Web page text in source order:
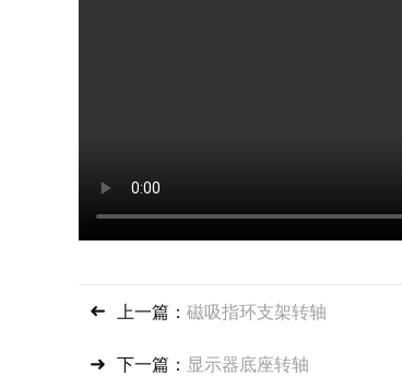
上一篇： 磁吸指环支架转轴
下一篇： 显示器底座转轴